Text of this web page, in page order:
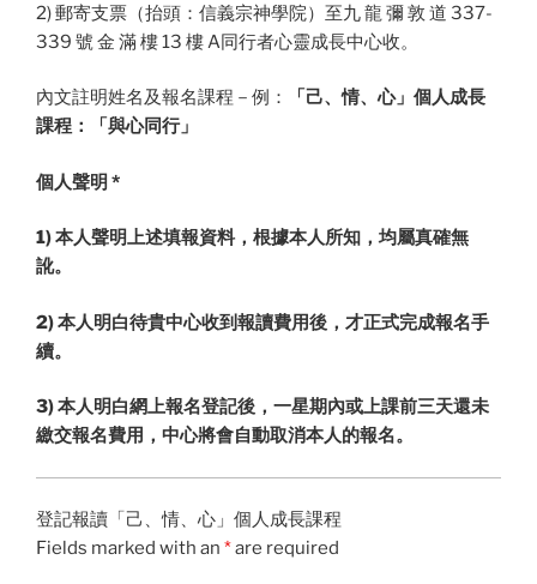
2) 郵寄支票（抬頭：信義宗神學院）至九 龍 彌 敦 道 337-
339 號 金 滿 樓 13 樓 A同行者心靈成長中心收。
內文註明姓名及報名課程－例：
「己、情、心」個人成長
課程：「與心同行」
個人聲明 *
1) 本人聲明上述填報資料，根據本人所知，均屬真確無
訛。
2) 本人明白待貴中心收到報讀費用後，才正式完成報名手
續。
3) 本人明白網上報名登記後，一星期內或上課前三天還未
繳交報名費用，中心將會自動取消本人的報名。
登記報讀「己、情、心」個人成長課程
Fields marked with an *are required